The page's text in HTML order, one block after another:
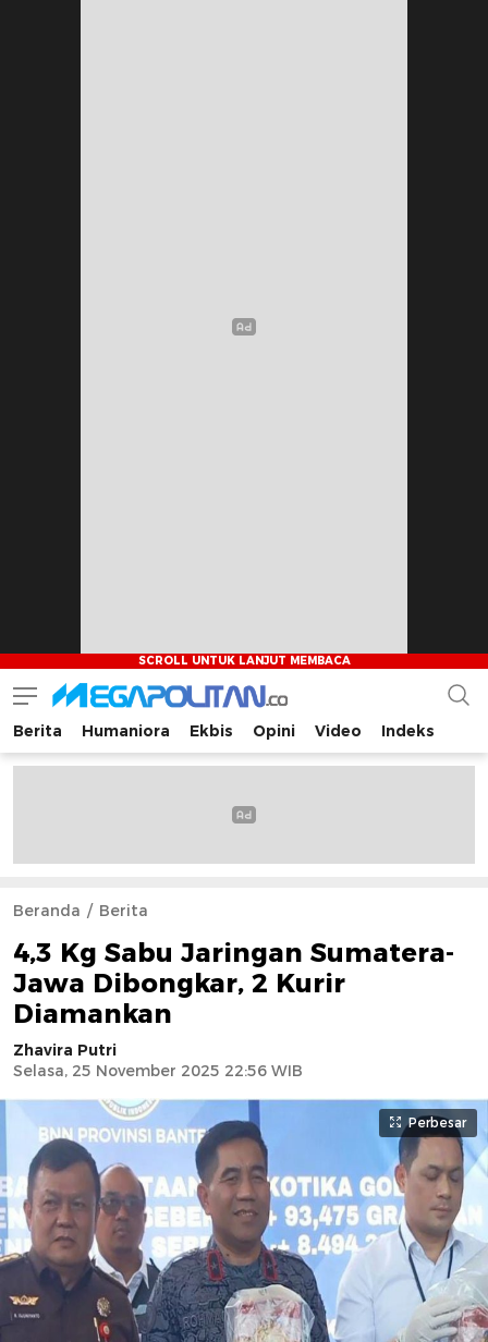
Megapolitan.co
Menyajikan berita-berita fakta bagi pembaca
Berita Humaniora Ekbis Opini Video Indeks
Beranda Berita
4,3 Kg Sabu Jaringan Sumatera-
Jawa Dibongkar, 2 Kurir
Diamankan
Zhavira Putri
Selasa, 25 November 2025 22:56 WIB
Perbesar